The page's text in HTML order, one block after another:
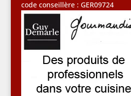
code conseillère : GER09724